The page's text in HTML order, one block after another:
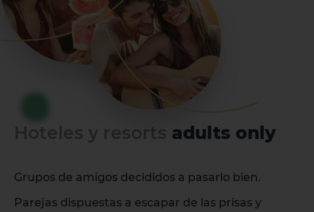
Hoteles y resorts adults only
Grupos de amigos decididos a pasarlo bien.
Parejas dispuestas a escapar de las prisas y